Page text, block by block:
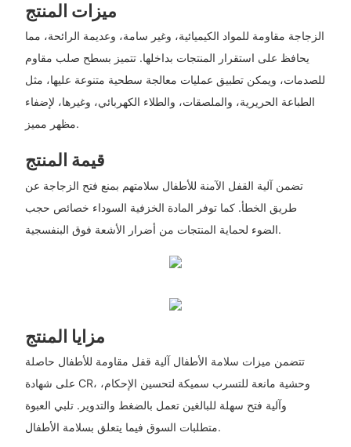
ميزات المنتج
الزجاجة مقاومة للمواد الكيميائية، وغير سامة، وعديمة الرائحة، مما
يحافظ على استقرار المنتجات بداخلها. تتميز بسطح صلب مقاوم
للصدمات، ويمكن تطبيق عمليات معالجة سطحية متنوعة عليها، مثل
الطباعة الحريرية، والملصقات، والطلاء الكهربائي، وغيرها، لإضفاء
مظهر مميز.
قيمة المنتج
تضمن آلية القفل الآمنة للأطفال سلامتهم بمنع فتح الزجاجة عن
طريق الخطأ. كما توفر المادة الخزفية السوداء خصائص حجب
الضوء لحماية المنتجات من أضرار الأشعة فوق البنفسجية.
مزايا المنتج
تتضمن ميزات سلامة الأطفال آلية قفل مقاومة للأطفال حاصلة
على شهادة CR، وحشية مانعة للتسرب سميكة لتحسين الإحكام،
وآلية فتح سهلة للبالغين تعمل بالضغط والتدوير. تلبي العبوة
متطلبات السوق فيما يتعلق بسلامة الأطفال.